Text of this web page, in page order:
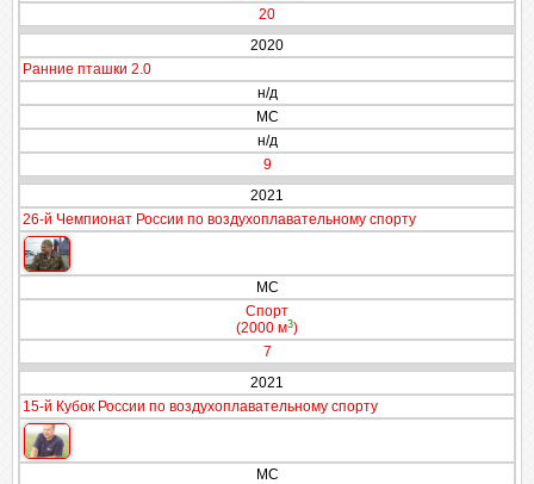
20
2020
Ранние пташки 2.0
н/д
МС
н/д
9
2021
26-й Чемпионат России по воздухоплавательному спорту
МС
Спорт
(2000 м3)
7
2021
15-й Кубок России по воздухоплавательному спорту
МС